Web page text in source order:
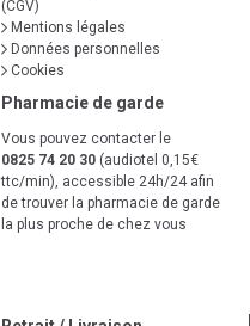
(CGV)
Mentions légales
Données personnelles
Cookies
Pharmacie de garde
Vous pouvez contacter le
0825 74 20 30 (audiotel 0,15€
ttc/min), accessible 24h/24 afin
de trouver la pharmacie de garde
la plus proche de chez vous